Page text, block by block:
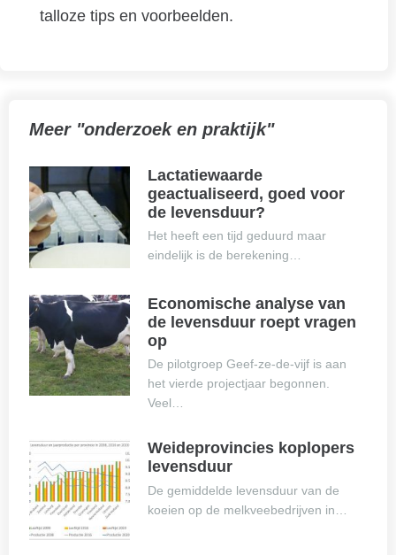
talloze tips en voorbeelden.
Meer "onderzoek en praktijk"
Lactatiewaarde
geactualiseerd, goed voor
de levensduur?
Het heeft een tijd geduurd maar
eindelijk is de berekening…
Economische analyse van
de levensduur roept vragen
op
De pilotgroep Geef-ze-de-vijf is aan
het vierde projectjaar begonnen.
Veel…
Weideprovincies koplopers
levensduur
De gemiddelde levensduur van de
koeien op de melkveebedrijven in…